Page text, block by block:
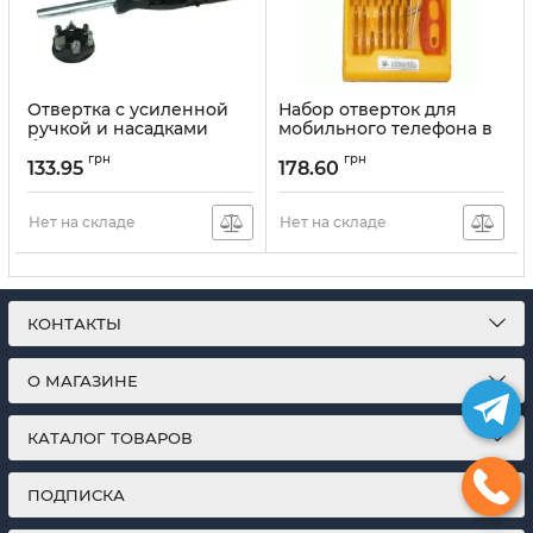
Отвертка с усиленной
ручкой и насадками
битами TOOL QC002 5
насадок
Артикул: 1848136
133.95 грн
Нет на складе
Набор отверток для
мобильного телефона в
Артикул: 1846690
178.60 грн
Нет на складе
КОНТАКТЫ
О МАГАЗИНЕ
КАТАЛОГ ТОВАРОВ
ПОДПИСКА